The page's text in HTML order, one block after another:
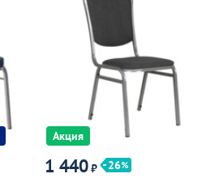
Акция
1 440₽
26